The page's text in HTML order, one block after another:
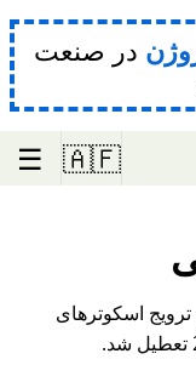
در صنعت
🇦🇫
☰
ترویج اسکوترهای